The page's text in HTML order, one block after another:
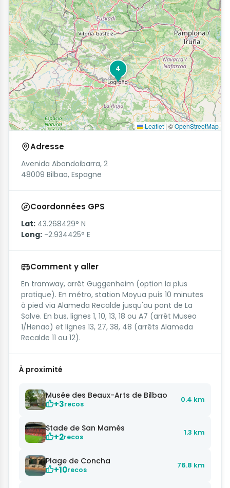
4
Leaflet | ©OpenStreetMap
Adresse
Avenida Abandoibarra, 2
48009 Bilbao, Espagne
Coordonnées GPS
Lat: 43.268429° N
Long: -2.934425° E
Comment y aller
En tramway, arrêt Guggenheim (option la plus
pratique). En métro, station Moyua puis 10 minutes
à pied via Alameda Recalde jusqu'au pont de La
Salve. En bus, lignes 1, 10, 13, 18 ou A7 (arrêt Museo
1/Henao) et lignes 13, 27, 38, 48 (arrêts Alameda
Recalde 11 ou 12).
À proximité
Musée des Beaux-Arts de Bilbao
+3recos 0.4 km
Stade de San Mamés
+2recos 1.3 km
Plage de Concha
+10recos 76.8 km